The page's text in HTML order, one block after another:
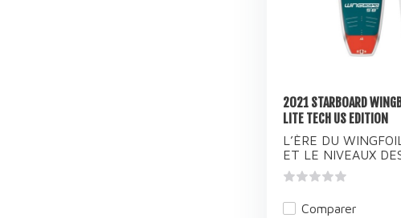
2021 STARBOARD
LITE TECH US EDITION
L’ÈRE DU
ET LE NIVEAUX
Comparer